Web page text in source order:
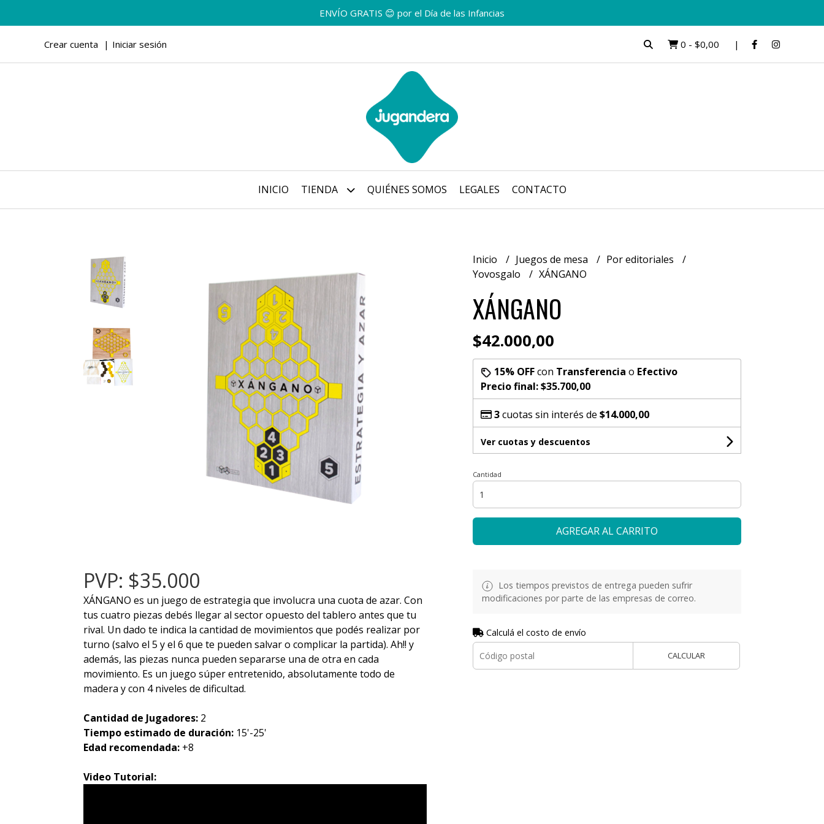
ENVÍO GRATIS 😊 por el Día de las Infancias
Crear cuenta Iniciar sesión 0 - $0,00
INICIO TIENDA QUIÉNES SOMOS LEGALES CONTACTO
PVP: $35.000
XÁNGANO es un juego de estrategia que involucra una cuota de azar. Con
tus cuatro piezas debés llegar al sector opuesto del tablero antes que tu
rival. Un dado te indica la cantidad de movimientos que podés realizar por
turno (salvo el 5 y el 6 que te pueden salvar o complicar la partida). Ah!! y
además, las piezas nunca pueden separarse una de otra en cada
movimiento. Es un juego súper entretenido, absolutamente todo de
madera y con 4 niveles de dificultad.
Cantidad de Jugadores:2
Tiempo estimado de duración:15'-25'
Edad recomendada: +8
Video Tutorial:
Inicio Juegos de mesa
Por editoriales
Yovosgalo
XÁNGANO
XÁNGANO
$42.000,00
15% OFFcon Transferencia o Efectivo
Precio final:$35.700,00
3cuotas sin interés de $14.000,00
Ver cuotas y descuentos
Cantidad
AGREGAR AL CARRITO
Los tiempos previstos de entrega pueden sufrir
modificaciones por parte de las empresas de correo.
Calculá el costo de envío
CALCULAR